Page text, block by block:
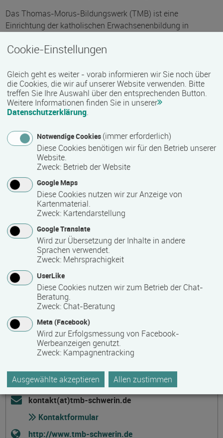
Das Thomas-Morus-Bildungswerk (TMB) ist eine
Einrichtung der katholischen Erwachsenenbildung in
eine Geschäftsstelle in Salem. Seit 1998 ist das TMB
Landes Mecklenburg-Vorpommern.
Zu den Aufgaben des Bildungswerkes zählt die Organisation
und Durchführung von Bildungsveranstaltungen in
Mecklenburg. Dazu gehören die Anleitung und Koordination
der Bildungstätigkeit in Kirchengemeinden, kirchlichen
Verbänden und Einrichtungen wie auch berufsbegleitende
Angebote für unterschiedliche Zielgruppen.
Die Angebote zu gesellschaftspolitischen, kulturellen und
religiösen Themen sollen bilden und befähigen, um
Gesellschaft und Kirche mitzugestalten. Die Auswahl
gestaltet sich durch aktuelle Anlässe, Gedenktage und
Kontakt
Thomas-Morus-Bildungswerk Schwerin
Klosterstr. 26
19053 Schwerin
0385-20754070
kontakt(at)tmb-schwerin.de
Kontaktformular
http://www.tmb-schwerin.de
Cookie-Einstellungen
Gleich geht es weiter - vorab informieren wir Sie noch über
die Cookies, die wir auf unserer Website verwenden. Bitte
treffen Sie Ihre Auswahl über den entsprechenden Button.
Weitere Informationen finden Sie in unserer
Datenschutzerklärung.
Notwendige Cookies (immer erforderlich)
Diese Cookies benötigen wir für den Betrieb unserer
Website.
Zweck: Betrieb der Website
Google Maps
Diese Cookies nutzen wir zur Anzeige von
Kartenmaterial.
Zweck: Kartendarstellung
Google Translate
Wird zur Übersetzung der Inhalte in andere
Sprachen verwendet.
Zweck: Mehrsprachigkeit
UserLike
Diese Cookies nutzen wir zum Betrieb der Chat-
Beratung.
Zweck: Chat-Beratung
Meta (Facebook)
Wird zur Erfolgsmessung von Facebook-
Werbeanzeigen genutzt.
Zweck: Kampagnentracking
Ausgewählte akzeptieren Allen zustimmen